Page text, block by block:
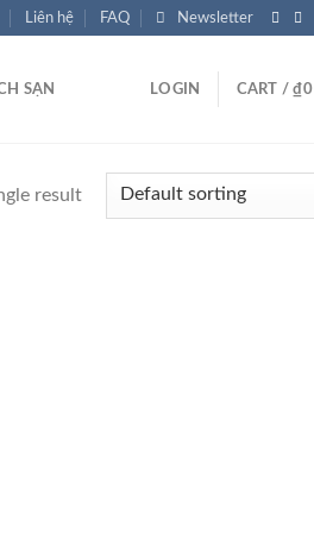
Liên hệ FAQ Newsletter
SẠN LOGIN CART /₫0
result